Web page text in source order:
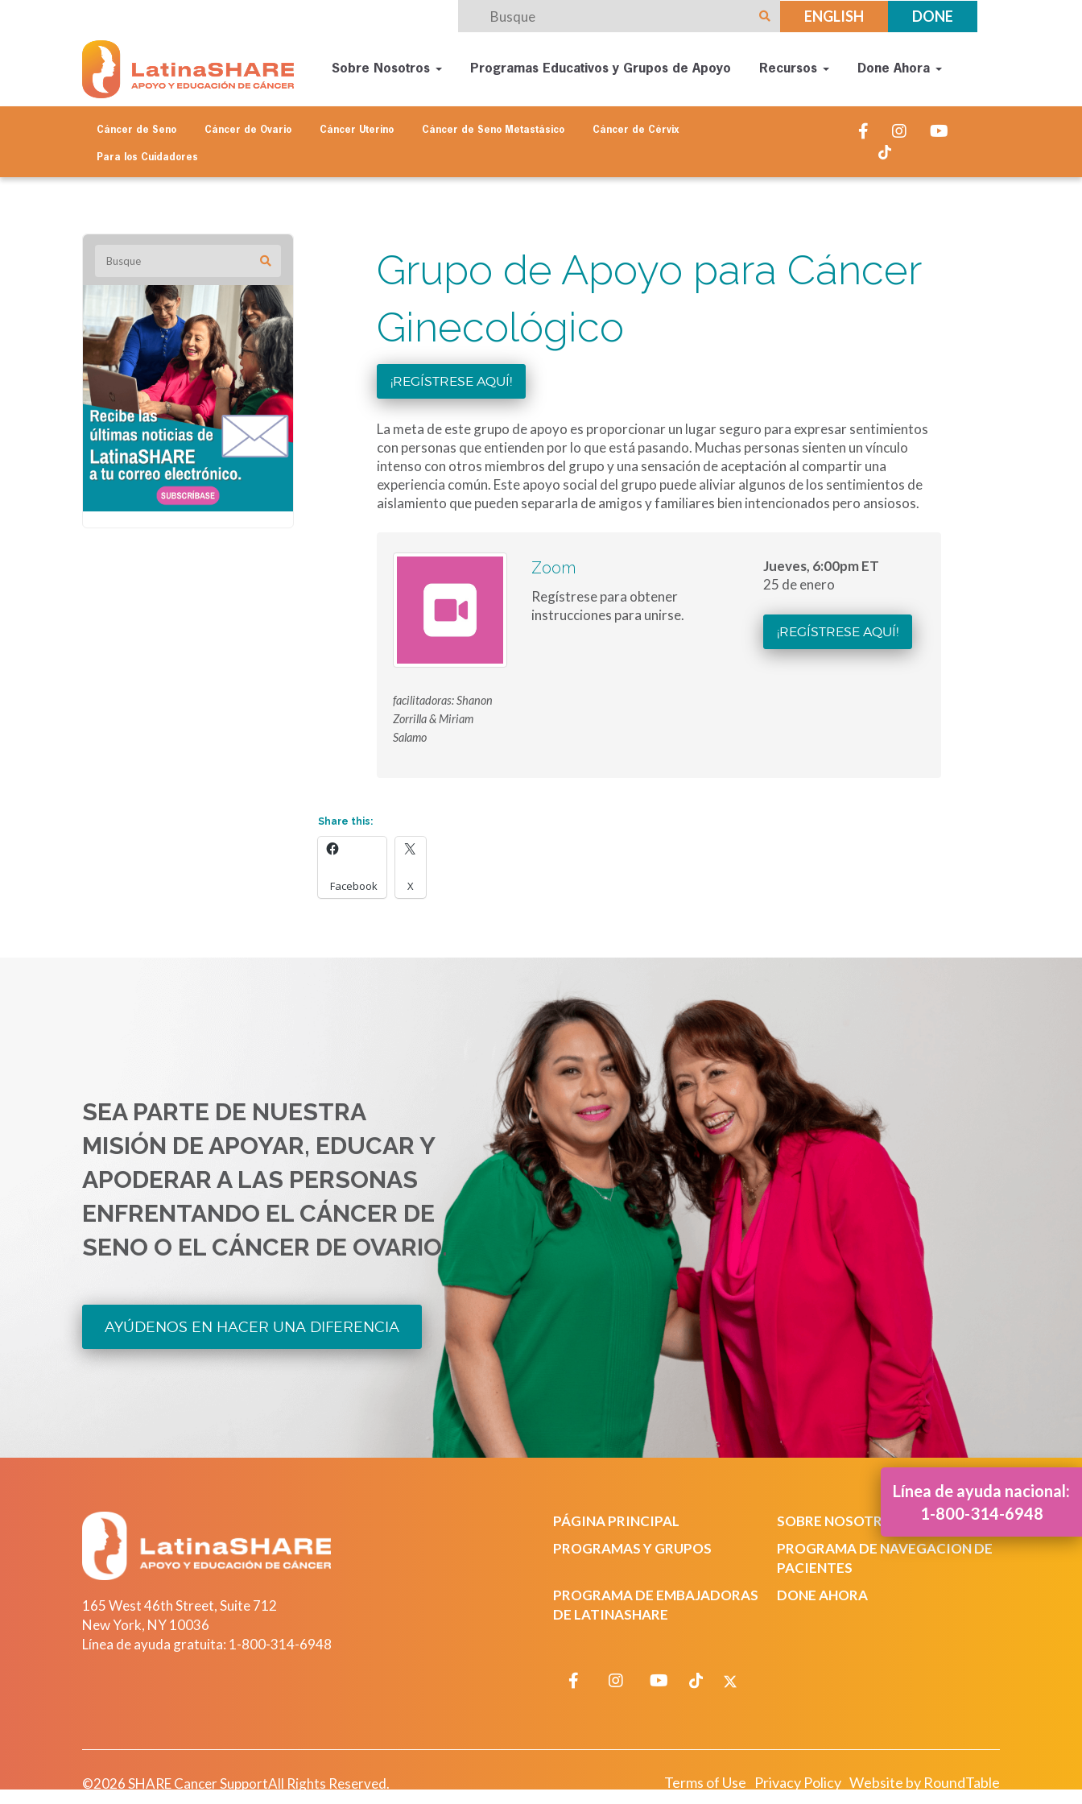
ENGLISH DONE
Sobre Nosotros Programas Educativos y Grupos de Apoyo Recursos Done Ahora
Cáncer de Seno Cáncer de Ovario Cáncer Uterino Cáncer de Seno Metastásico Cáncer de Cérvix
Para los Cuidadores
Grupo de Apoyo para Cáncer
Ginecológico
¡REGÍSTRESE AQUÍ!
La meta de este grupo de apoyo es proporcionar un lugar seguro para expresar sentimientos
con personas que entienden por lo que está pasando. Muchas personas sienten un vínculo
intenso con otros miembros del grupo y una sensación de aceptación al compartir una
experiencia común. Este apoyo social del grupo puede aliviar algunos de los sentimientos de
aislamiento que pueden separarla de amigos y familiares bien intencionados pero ansiosos.
facilitadoras: Shanon
Zorrilla & Miriam
Salamo
Zoom
Regístrese para obtener
instrucciones para unirse.
Jueves, 6:00pm ET
25 de enero
¡REGÍSTRESE AQUÍ!
Share this:
Facebook X
SEA PARTE DE NUESTRA
MISIÓN DE APOYAR, EDUCAR Y
APODERAR A LAS PERSONAS
ENFRENTANDO EL CÁNCER DE
SENO O EL CÁNCER DE OVARIO.
AYÚDENOS EN HACER UNA DIFERENCIA
165 West 46th Street, Suite 712
New York, NY10036
Línea de ayuda gratuita: 1-800-314-6948
PÁGINA PRINCIPAL
SOBRE NOSOTROS
PROGRAMAS Y GRUPOS
PROGRAMA DE NAVEGACION DE
PACIENTES
PROGRAMA DE EMBAJADORAS
DE LATINASHARE
DONE AHORA
©2026 SHARE Cancer SupportAll Rights Reserved. Terms of Use Privacy Policy Website by RoundTable
Línea de ayuda nacional:
1-800-314-6948